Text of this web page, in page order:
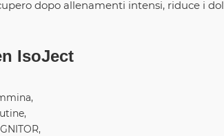
dopo allenamenti intensi, riduce i
IsoJect